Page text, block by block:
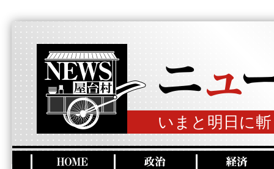
いまと明日に